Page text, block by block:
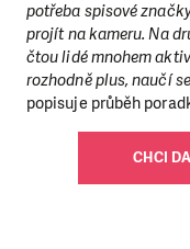
potřeba spisové
projít na kameru. Na
čtou lidé mnohem
rozhodně plus, naučí
popisuje průběh
CHCI